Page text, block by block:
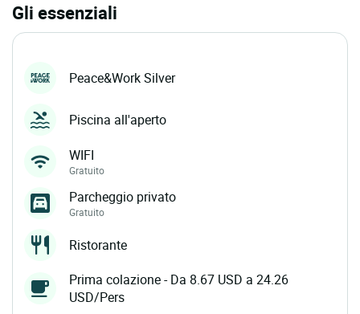
Gli essenziali
Peace&Work Silver
Piscina all'aperto
WIFI
Gratuito
Parcheggio privato
Gratuito
Ristorante
Prima colazione - Da 8.67 USD a 24.26
USD/Pers